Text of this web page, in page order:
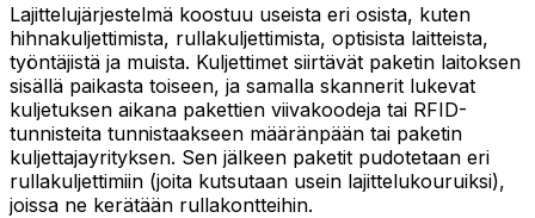
Lajittelujärjestelmä koostuu useista eri osista, kuten
hihnakuljettimista, rullakuljettimista, optisista laitteista,
työntäjistä ja muista. Kuljettimet siirtävät paketin laitoksen
sisällä paikasta toiseen, ja samalla skannerit lukevat
kuljetuksen aikana pakettien viivakoodeja tai RFID-
tunnisteita tunnistaakseen määränpään tai paketin
kuljettajayrityksen. Sen jälkeen paketit pudotetaan eri
rullakuljettimiin (joita kutsutaan usein lajittelukouruiksi),
joissa ne kerätään rullakontteihin.